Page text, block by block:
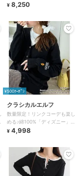
校】【薄め】
¥ 8,250
¥500ｸｰﾎﾟﾝ
クラシカルエルフ
数量限定！リンクコーデも楽し
める♪綿100%「ディズニー」袖
刺繍カーディガン
¥ 4,998